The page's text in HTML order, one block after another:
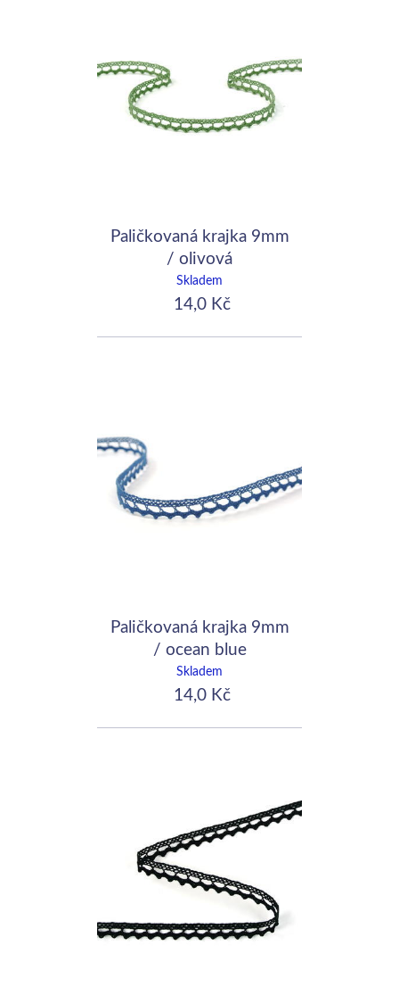
Paličkovaná krajka 9mm
/ olivová
Skladem
14,0 Kč
Paličkovaná krajka 9mm
/ ocean blue
Skladem
14,0 Kč